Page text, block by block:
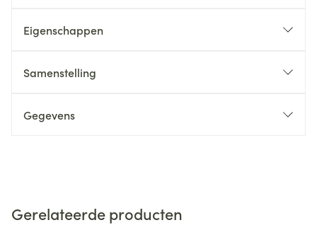
Eigenschappen
Samenstelling
Gegevens
Gerelateerde producten